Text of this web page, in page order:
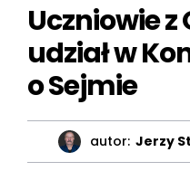
Uczniowie
udział w
o Sejmie
autor: Jerzy